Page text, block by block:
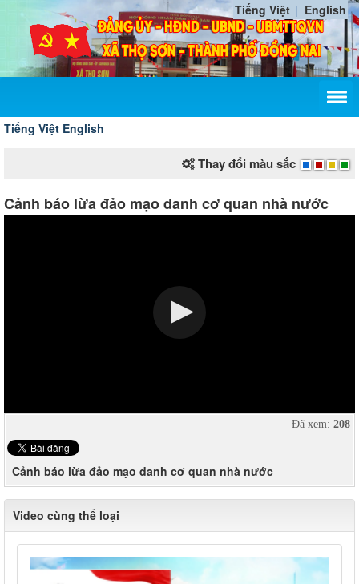
Tiếng Việt English
Tiếng Việt English
Thay đổi màu sắc
Cảnh báo lừa đảo mạo danh cơ quan nhà nước
Đã xem: 208
Cảnh báo lừa đảo mạo danh cơ quan nhà nước
Video cùng thể loại